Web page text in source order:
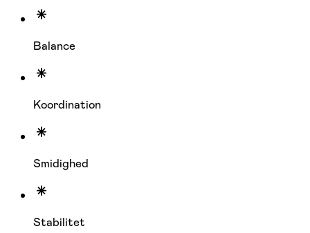
Balance
Koordination
Smidighed
Stabilitet